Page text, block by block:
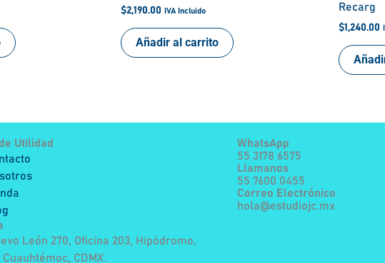
$2,190.00 IVA Incluido
Añadir al carrito
Recarg
$1,240.00
Utilidad
León 270, Oficina 203, Hipódromo,
Cuauhtémoc, CDMX.
WhatsApp
55 3178 6575
Llamanos
55 7600 0455
Correo Electrónico
hola@estudiojc.mx